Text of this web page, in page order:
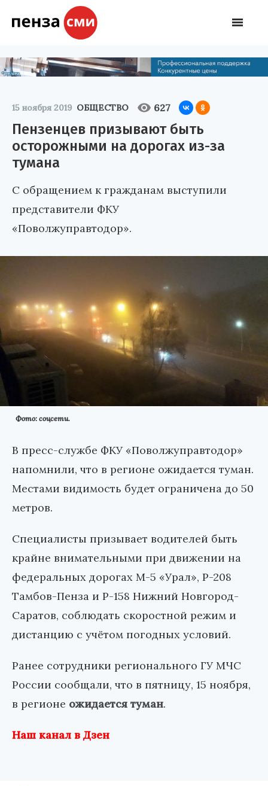
15 ноября 2019 ОБЩЕСТВО 627
Пензенцев призывают быть
осторожными на дорогах из-за
тумана
С обращением к гражданам выступили
представители ФКУ
«Поволжуправтодор».
Фото: соцсети.
В пресс-службе ФКУ «Поволжуправтодор»
напомнили, что в регионе ожидается туман.
Местами видимость будет ограничена до 50
метров.
Специалисты призывает водителей быть
крайне внимательными при движении на
федеральных дорогах М-5 «Урал», Р-208
Тамбов-Пенза и Р-158 Нижний Новгород-
Саратов, соблюдать скоростной режим и
дистанцию с учётом погодных условий.
Ранее сотрудники регионального ГУ МЧС
России сообщали, что в пятницу, 15 ноября,
в регионе ожидается туман.
Наш канал в Дзен